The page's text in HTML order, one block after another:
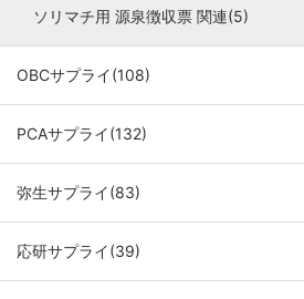
ソリマチ用 源泉徴収票 関連(5)
OBCサプライ(108)
PCAサプライ(132)
弥生サプライ(83)
応研サプライ(39)